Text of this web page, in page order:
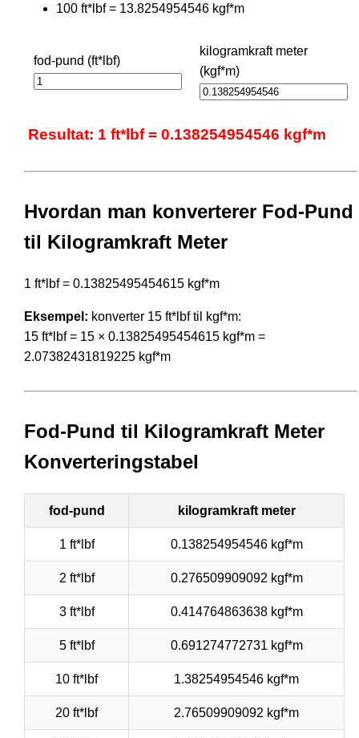
100 ft*lbf = 13.8254954546 kgf*m
fod-pund (ft*lbf)
kilogramkraft meter
(kgf*m)
Resultat: 1 ft*lbf = 0.138254954546 kgf*m
Hvordan man konverterer Fod-Pund
til Kilogramkraft Meter
1 ft*lbf = 0.13825495454615 kgf*m
Eksempel: konverter 15 ft*lbf til kgf*m:
15 ft*lbf = 15 × 0.13825495454615 kgf*m =
2.07382431819225 kgf*m
Fod-Pund til Kilogramkraft Meter
Konverteringstabel
fod-pund kilogramkraft meter
1 ft*lbf 0.138254954546 kgf*m
2 ft*lbf 0.276509909092 kgf*m
3 ft*lbf 0.414764863638 kgf*m
5 ft*lbf 0.691274772731 kgf*m
10 ft*lbf 1.38254954546 kgf*m
20 ft*lbf 2.76509909092 kgf*m